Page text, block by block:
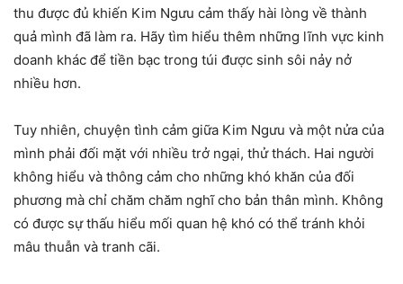
thu được đủ khiến Kim Ngưu cảm thấy hài lòng về thành
quả mình đã làm ra. Hãy tìm hiểu thêm những lĩnh vực kinh
doanh khác để tiền bạc trong túi được sinh sôi nảy nở
nhiều hơn.
Tuy nhiên, chuyện tình cảm giữa Kim Ngưu và một nửa của
mình phải đối mặt với nhiều trở ngại, thử thách. Hai người
không hiểu và thông cảm cho những khó khăn của đối
phương mà chỉ chăm chăm nghĩ cho bản thân mình. Không
có được sự thấu hiểu mối quan hệ khó có thể tránh khỏi
mâu thuẫn và tranh cãi.